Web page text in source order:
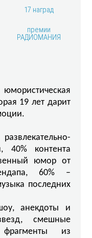
17 наград
премии
РАДИОМАНИЯ
19 лет дарит
40% контента
юмор от
60% –
последних
анекдоты и
смешные
из